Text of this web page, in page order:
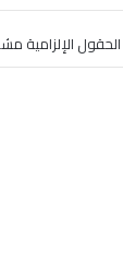
الحقول الإلزامية